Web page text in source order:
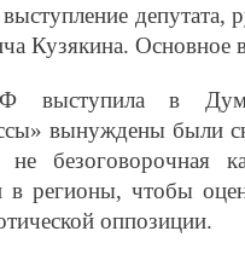
Кузякина. Основное
выступила в
вынуждены были
безоговорочная
в регионы, чтобы
оппозиции.